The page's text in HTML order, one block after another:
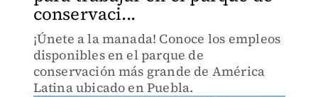
conservaci...
¡Únete a la manada! Conoce los empleos
disponibles en el parque de
conservación más grande de América
Latina ubicado en Puebla.